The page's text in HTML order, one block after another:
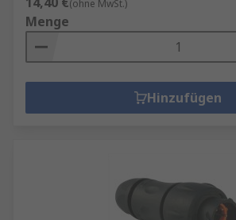
(ohne MwSt.)
Menge
Hinzufügen